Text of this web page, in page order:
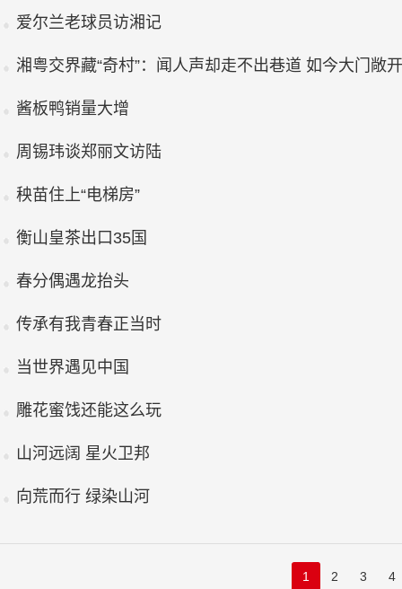
爱尔兰老球员访湘记
湘粤交界藏“奇村”：闻人声却走不出巷道 如今大门敞
酱板鸭销量大增
周锡玮谈郑丽文访陆
秧苗住上“电梯房”
衡山皇茶出口35国
春分偶遇龙抬头
传承有我青春正当时
当世界遇见中国
雕花蜜饯还能这么玩
山河远阔 星火卫邦
向荒而行 绿染山河
1 2 3 4